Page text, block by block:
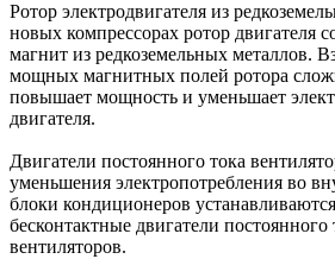
Ротор электродвигателя из
новых компрессорах ротор двигателя
магнит из редкоземельных металлов.
мощных магнитных полей ротора
повышает мощность и уменьшает
двигателя.
Двигатели постоянного тока
уменьшения электропотребления во
блоки кондиционеров
бесконтактные двигатели постоянного
вентиляторов.